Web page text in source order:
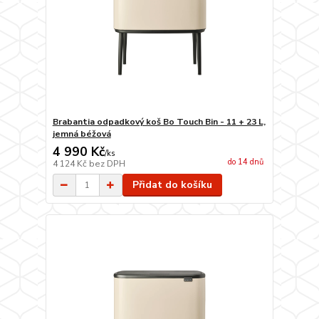
Brabantia odpadkový koš Bo Touch Bin - 11 + 23 L,
jemná béžová
4 990 Kč/ks
4 124 Kč bez DPH do 14 dnů
Přidat do košíku